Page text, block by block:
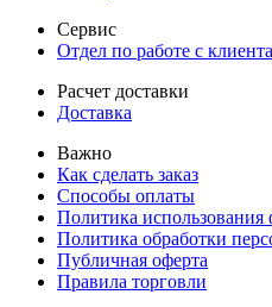
Сервис
Отдел по работе с
Расчет доставки
Доставка
Важно
Как сделать заказ
Способы оплаты
Политика использования
Политика обработки
Публичная оферта
Правила торговли